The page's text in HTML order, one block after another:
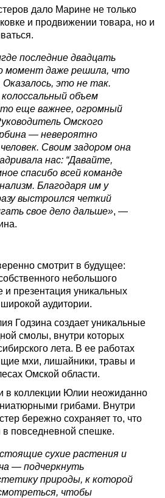
дало Марине не только
и продвижении товара, но и
последние двадцать
момент даже решила, что
Оказалось, это не так.
объем
еще важнее, огромный
Омского
— невероятно
Своим задором она
нас: “Давайте,
спасибо всей команде
Благодаря им у
выстроился четкий
свое дело дальше», —
смотрит в будущее:
небольшого
и презентация уникальных
аудитории.
Годзина создает уникальные
смолы, внутри которых
лета. В ее работах
мхи, лишайники, травы и
Омской области.
коллекции Юлии неожиданно
грибами. Внутри
бережно сохраняет то, что
повседневной спешке.
сухие растения и
— подчеркнуть
природы, к которой
чтобы